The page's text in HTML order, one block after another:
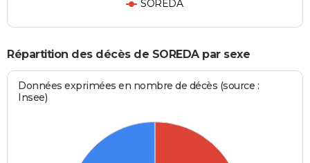
SOREDA
Répartition des décès de SOREDA par sexe
Données exprimées en nombre de décès (source :
Insee)